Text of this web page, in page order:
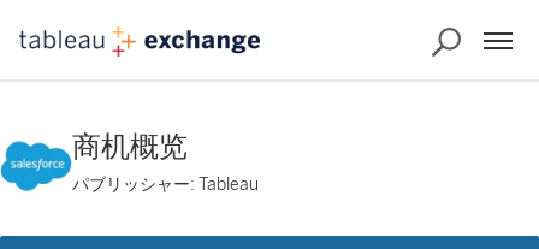
商机概览
パブリッシャー: Tableau